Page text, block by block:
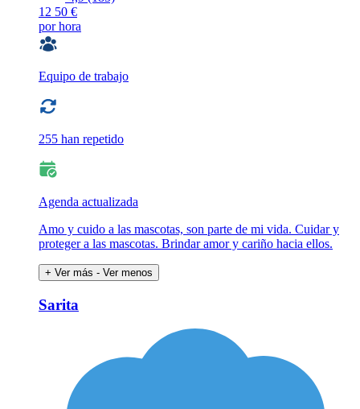
12 50 €
por hora
Equipo de trabajo
255 han repetido
Agenda actualizada
Amo y cuido a las mascotas, son parte de mi vida. Cuidar y
proteger a las mascotas. Brindar amor y cariño hacia ellos.
+ Ver más - Ver menos
Sarita